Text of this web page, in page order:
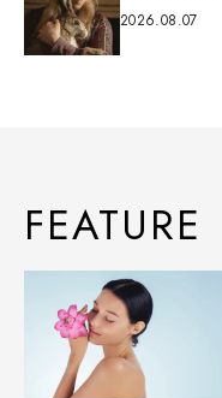
2026.08.07
FEATURE